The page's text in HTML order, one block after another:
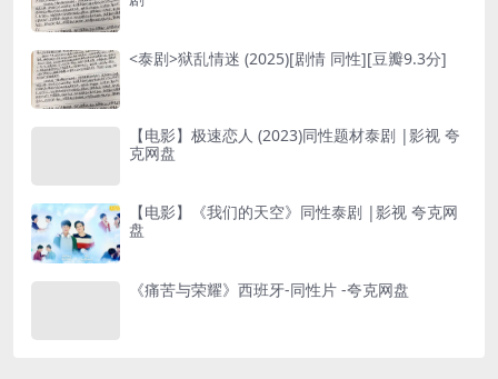
<泰剧>狱乱情迷 (2025)[剧情 同性][豆瓣9.3分]
【电影】极速恋人 (2023)同性题材泰剧 |影视 夸
克网盘
【电影】《我们的天空》同性泰剧 |影视 夸克网
盘
《痛苦与荣耀》西班牙-同性片 -夸克网盘